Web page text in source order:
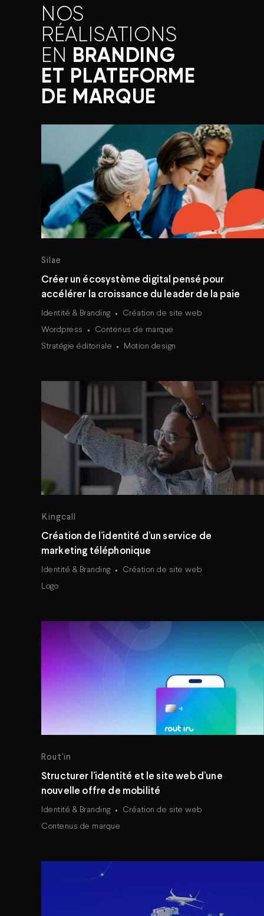
NOS
RÉALISATIONS
EN BRANDING
ET PLATEFORME
DE MARQUE
Silae
Créer un écosystème digital pensé pour
accélérer la croissance du leader de la paie
Identité & Branding
Création de site web
Wordpress
Contenus de marque
Stratégie éditoriale
Motion design
Kingcall
Création de l’identité d’un service de
marketing téléphonique
Identité & Branding
Création de site web
Logo
Rout'in
Structurer l’identité et le site web d’une
nouvelle offre de mobilité
Identité & Branding
Création de site web
Contenus de marque